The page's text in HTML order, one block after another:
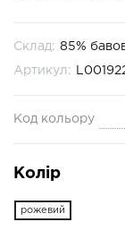
Склад: 85%
Артикул:
Код кольору
Колір
рожевий